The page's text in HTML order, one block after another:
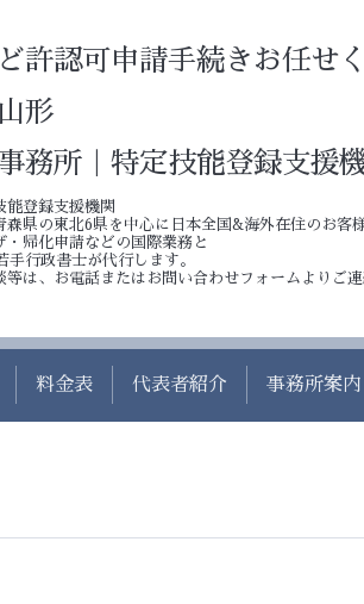
許認可申請手続きお任せ
形
務所｜特定技能登録支援
能登録支援機関
県の東北6県を中心に日本全国&海外在住のお客
帰化申請などの国際業務と
行政書士が代行します。
は、お電話またはお問い合わせフォームよりご連
料金表 代表者紹介 事務所案内